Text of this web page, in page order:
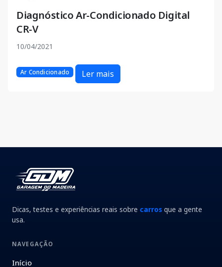
Diagnóstico Ar-Condicionado Digital
CR-V
10/04/2021
Ar Condicionado Ler mais
Dicas, testes e experiências reais sobre carros que a gente
usa.
NAVEGAÇÃO
Início